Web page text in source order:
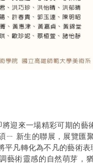
將迎來一場精彩可期的
ㄧ 新生的聯展，展覽匯
凡轉化為不凡的藝術表
藝術靈感的自然萌芽，